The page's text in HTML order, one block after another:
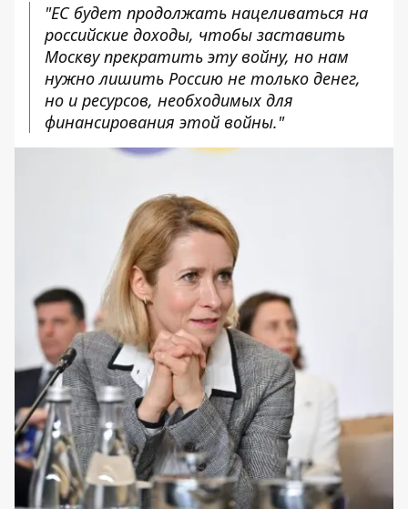
"ЕС будет продолжать нацеливаться на
российские доходы, чтобы заставить
Москву прекратить эту войну, но нам
нужно лишить Россию не только денег,
но и ресурсов, необходимых для
финансирования этой войны."